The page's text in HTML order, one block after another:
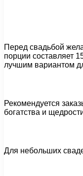
Перед свадьбой
порции составляет
лучшим вариантом
Рекомендуется
богатства и
Для небольших